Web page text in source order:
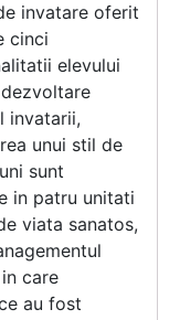
invatare oferit
cinci
elevului
invatarii,
unui stil de
sunt
in patru unitati
viata sanatos,
care
au fost